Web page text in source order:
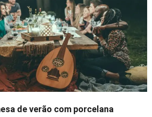
de verão com porcelana